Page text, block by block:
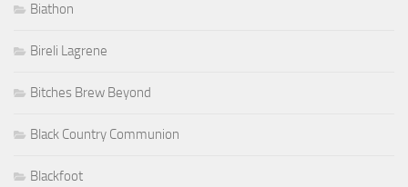
Biathon
Bireli Lagrene
Bitches Brew Beyond
Black Country Communion
Blackfoot